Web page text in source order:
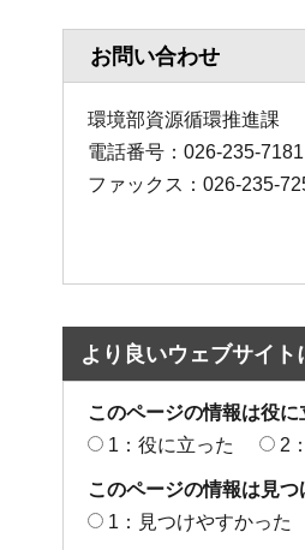
お問い合わせ
環境部資源循環推進課
電話番号：026-235-7181
ファックス：026-235-
より良いウェブサイ
このページの情報は役に
1：役に立った
2
このページの情報は見
1：見つけやすかった